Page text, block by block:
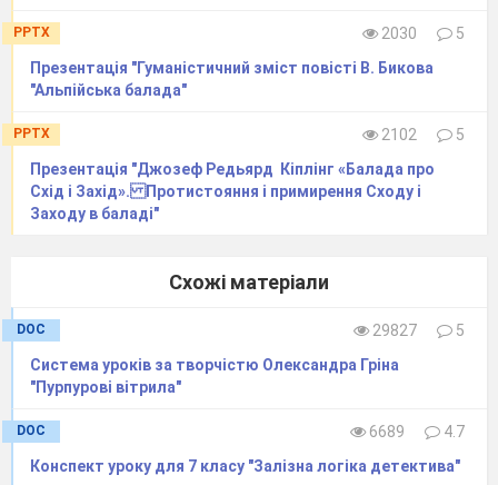
PPTX 2030
5
Презентація "Гуманістичний зміст повісті В. Бикова
"Альпійська балада"
PPTX 2102
5
Презентація "Джозеф Редьярд Кіплінг «Балада про
Схід і Захід». Протистояння і примирення Сходу і
Заходу в баладі"
Схожі матеріали
DOC 29827
5
Система уроків за творчістю Олександра Гріна
"Пурпурові вітрила"
DOC 6689
4.7
Конспект уроку для 7 класу "Залізна логіка детектива"